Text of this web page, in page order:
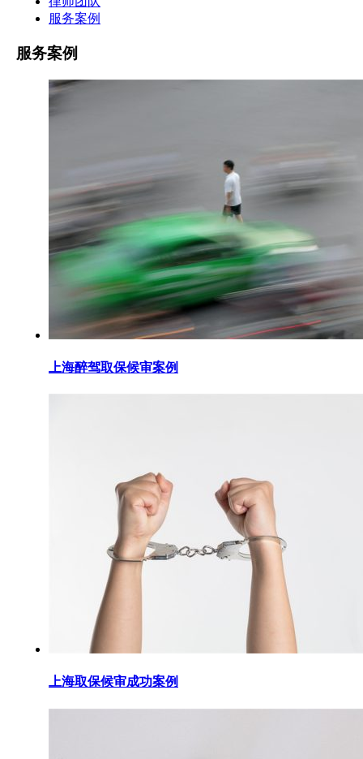
服务案例
服务案例
上海醉驾取保候审案例
上海取保候审成功案例